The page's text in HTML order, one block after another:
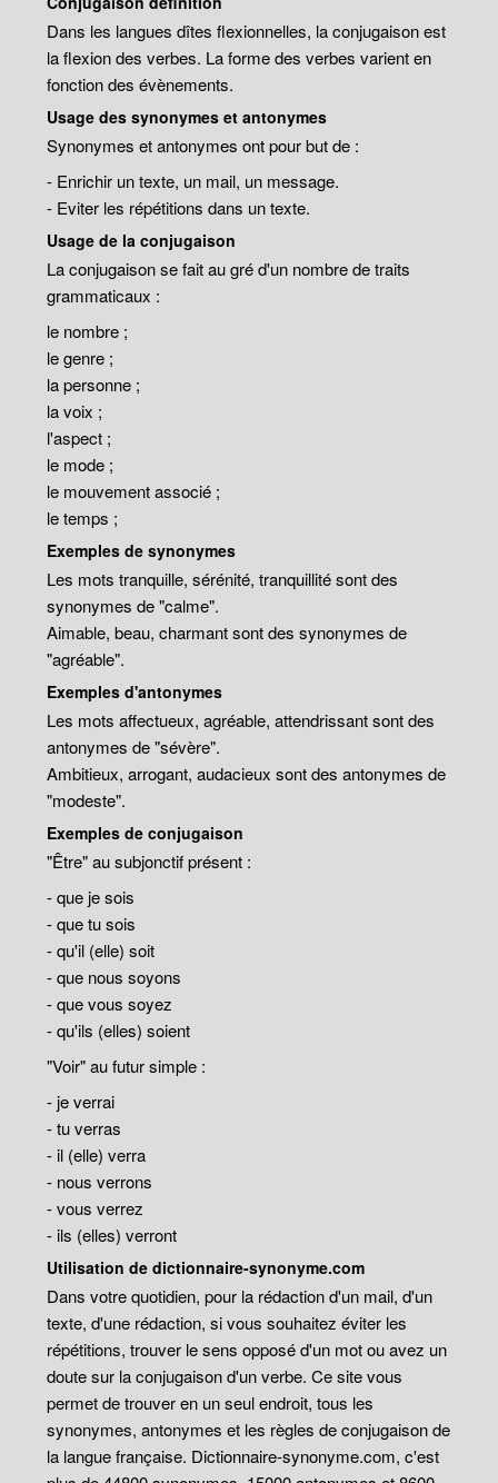
Dans les langues dîtes flexionnelles, la conjugaison est
la flexion des verbes. La forme des verbes varient en
fonction des évènements.
Usage des synonymes et antonymes
Synonymes et antonymes ont pour but de :
- Enrichir un texte, un mail, un message.
- Eviter les répétitions dans un texte.
Usage de la conjugaison
La conjugaison se fait au gré d'un nombre de traits
grammaticaux :
le nombre ;
le genre ;
la personne ;
la voix ;
l'aspect ;
le mode ;
le mouvement associé ;
le temps ;
Exemples de synonymes
Les mots tranquille, sérénité, tranquillité sont des
synonymes de "calme".
Aimable, beau, charmant sont des synonymes de
"agréable".
Exemples d'antonymes
Les mots affectueux, agréable, attendrissant sont des
antonymes de "sévère".
Ambitieux, arrogant, audacieux sont des antonymes de
"modeste".
Exemples de conjugaison
"Être" au subjonctif présent :
- que je sois
- que tu sois
- qu'il (elle) soit
- que nous soyons
- que vous soyez
- qu'ils (elles) soient
"Voir" au futur simple :
- je verrai
- tu verras
- il (elle) verra
- nous verrons
- vous verrez
- ils (elles) verront
Utilisation de dictionnaire-synonyme.com
Dans votre quotidien, pour la rédaction d'un mail, d'un
texte, d'une rédaction, si vous souhaitez éviter les
répétitions, trouver le sens opposé d'un mot ou avez un
doute sur la conjugaison d'un verbe. Ce site vous
permet de trouver en un seul endroit, tous les
synonymes, antonymes et les règles de conjugaison de
la langue française. Dictionnaire-synonyme.com, c'est